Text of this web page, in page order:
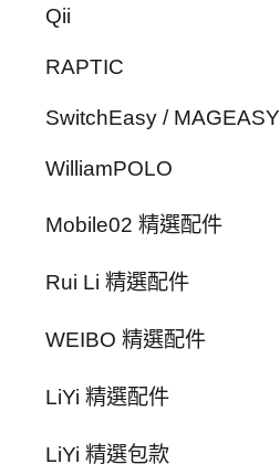
Qii
RAPTIC
SwitchEasy / MAGEASY
WilliamPOLO
Mobile02 精選配件
Rui Li 精選配件
WEIBO 精選配件
LiYi 精選配件
LiYi 精選包款